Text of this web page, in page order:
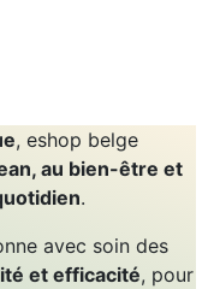
, eshop belge
au bien-être et
.
avec soin des
et efficacité, pour